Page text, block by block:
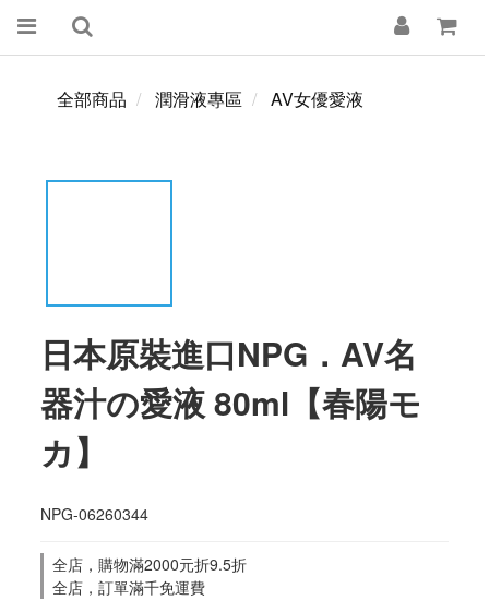
全部商品 潤滑液專區 AV女優愛液
日本原裝進口NPG．AV名
器汁の愛液 80ml【春陽モ
カ】
NPG-06260344
全店，購物滿2000元折9.5折
全店，訂單滿千免運費